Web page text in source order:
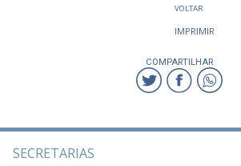
VOLTAR
IMPRIMIR
COMPARTILHAR
SECRETARIAS